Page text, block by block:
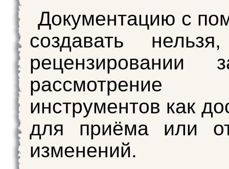
Документацию с
создавать
рецензировании
рассмотрение
инструментов как
для приёма или
изменений.